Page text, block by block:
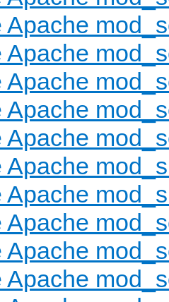
Apache
Apache
Apache
Apache
Apache
Apache
Apache
Apache
Apache
Apache